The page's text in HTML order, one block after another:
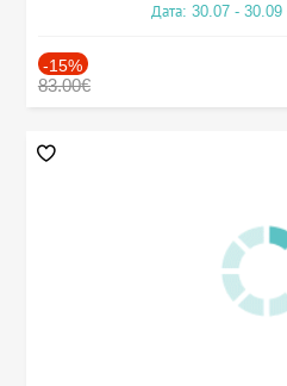
Дата: 30.07 -
-15%
83.00€